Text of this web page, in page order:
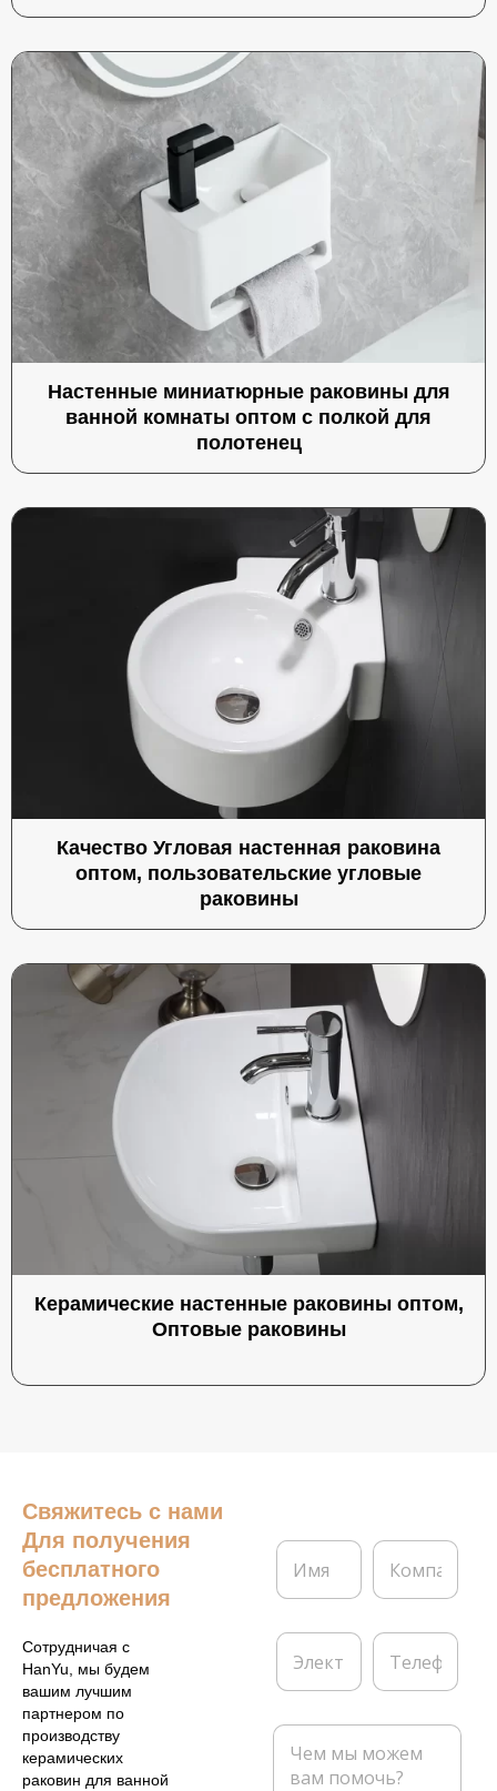
Настенные миниатюрные раковины для
ванной комнаты оптом с полкой для
полотенец
Качество Угловая настенная раковина
оптом, пользовательские угловые
раковины
Керамические настенные раковины оптом,
Оптовые раковины
Свяжитесь с нами
Для получения
бесплатного
предложения
Сотрудничая с
HanYu, мы будем
вашим лучшим
партнером по
производству
керамических
раковин для ванной
И
я
К
м
а
я
Э
е
т
Т
л
ф
о
н
С